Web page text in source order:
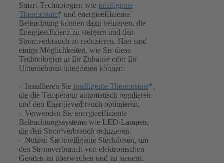
Smart-Technologien wie intelligente
Thermostate* und energieeffiziente
Beleuchtung können dazu beitragen, die
Energieeffizienz zu steigern und den
Stromverbrauch zu reduzieren. Hier sind
einige Möglichkeiten, wie Sie diese
Technologien in Ihr Zuhause oder Ihr
Unternehmen integrieren können:
– Installieren Sie intelligente Thermostate*,
die die Temperatur automatisch regulieren
und den Energieverbrauch optimieren.
– Verwenden Sie energieeffiziente
Beleuchtungssysteme wie LED-Lampen,
die den Stromverbrauch reduzieren.
– Nutzen Sie intelligente Steckdosen, um
den Stromverbrauch von elektronischen
Geräten zu überwachen und zu steuern.